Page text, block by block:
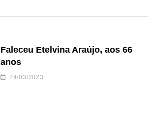
Faleceu Etelvina Araújo, aos 66
anos
24/03/2023